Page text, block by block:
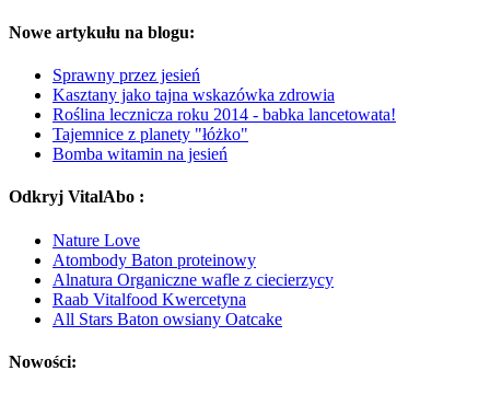
Nowe artykułu na blogu:
Sprawny przez jesień
Kasztany jako tajna wskazówka zdrowia
Roślina lecznicza roku 2014 - babka lancetowata!
Tajemnice z planety "łóżko"
Bomba witamin na jesień
Odkryj VitalAbo :
Nature Love
Atombody Baton proteinowy
Alnatura Organiczne wafle z ciecierzycy
Raab Vitalfood Kwercetyna
All Stars Baton owsiany Oatcake
Nowości: